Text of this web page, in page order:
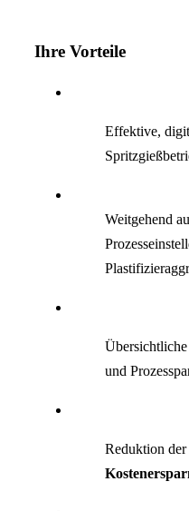
Ihre Vorteile
Effektive,
Weitgehend
und
Reduktion